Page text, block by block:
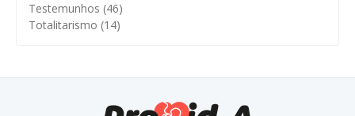
Testemunhos (46)
Totalitarismo (14)